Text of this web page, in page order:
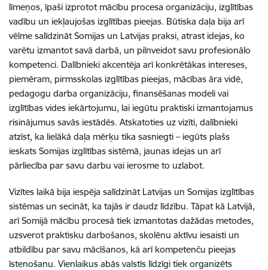
līmeņos, īpaši izprotot mācību procesa organizāciju, izglītības
vadību un iekļaujošas izglītības pieejas. Būtiska daļa bija arī
vēlme salīdzināt Somijas un Latvijas praksi, atrast idejas, ko
varētu izmantot savā darbā, un pilnveidot savu profesionālo
kompetenci. Dalībnieki akcentēja arī konkrētākas intereses,
piemēram, pirmsskolas izglītības pieejas, mācības āra vidē,
pedagogu darba organizāciju, finansēšanas modeli vai
izglītības vides iekārtojumu, lai iegūtu praktiski izmantojamus
risinājumus savās iestādēs. Atskatoties uz vizīti, dalībnieki
atzīst, ka lielākā daļa mērķu tika sasniegti – iegūts plašs
ieskats Somijas izglītības sistēmā, jaunas idejas un arī
pārliecība par savu darbu vai ierosme to uzlabot.
Vizītes laikā bija iespēja salīdzināt Latvijas un Somijas izglītības
sistēmas un secināt, ka tajās ir daudz līdzību. Tāpat kā Latvijā,
arī Somijā mācību procesā tiek izmantotas dažādas metodes,
uzsverot praktisku darbošanos, skolēnu aktīvu iesaisti un
atbildību par savu mācīšanos, kā arī kompetenču pieejas
īstenošanu. Vienlaikus abās valstīs līdzīgi tiek organizēts